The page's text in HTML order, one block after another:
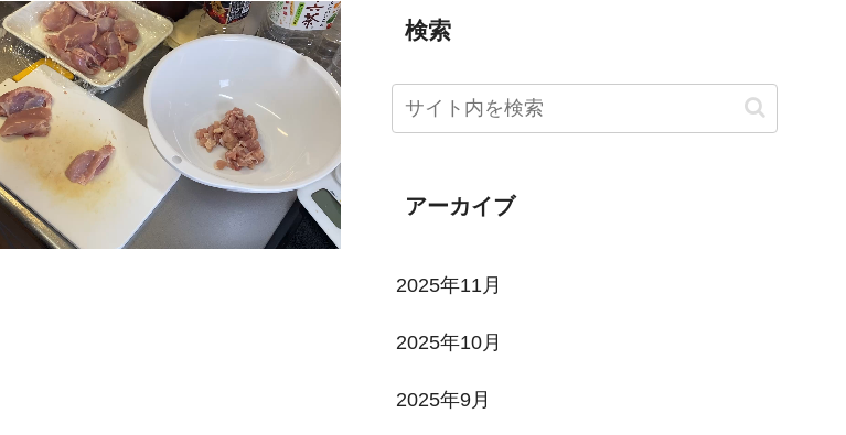
検索
アーカイブ
2025年11月
2025年10月
2025年9月